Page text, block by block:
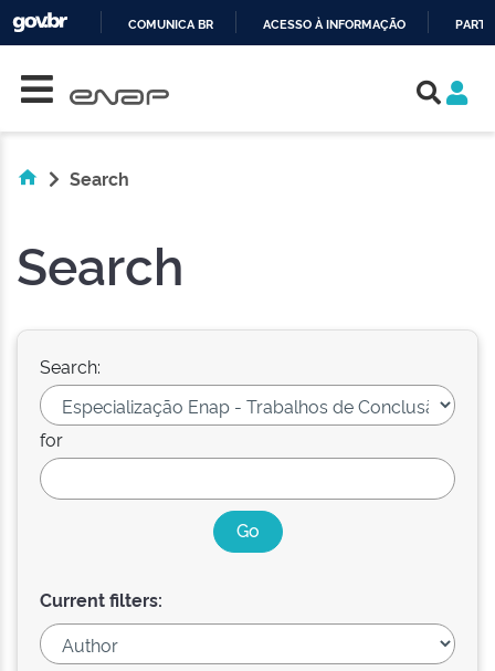
COMUNICA BR ACESSO À INFORMAÇÃO
Search
Search
Search:
for
Current filters: